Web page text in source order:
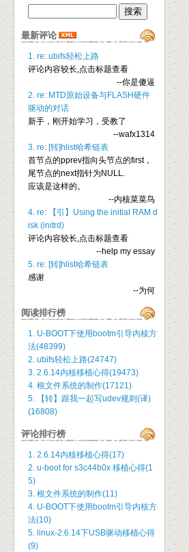
最新评论
1. re: ubifs轻松上路
评论内容较长,点击标题查看
--你是傻逼
2. re: MTD原始设备与FLASH硬件
驱动的对话
新手，刚开始学习，受教了
--wafx1314
3. re: [转]hlist哈希链表
首节点的pprev指向头节点的first，
尾节点的next指针为NULL.
应该是这样的。
--内核菜菜鸟
4. re: 【引】Using the initial RAM d
isk (initrd)
评论内容较长,点击标题查看
--help my essay
5. re: [转]hlist哈希链表
感谢
--为何
阅读排行榜
1. U-BOOT下使用bootm引导内核方
法(48399)
2. ubifs轻松上路(24747)
3. 2.6.14内核移植心得(19473)
4. 根文件系统的制作(17121)
5. 【转】跟我一起写udev规则(译)
(16808)
评论排行榜
1. 2.6.14内核移植心得(17)
2. u-boot for s3c44b0x 移植心得(1
5)
3. 根文件系统的制作(11)
4. U-BOOT下使用bootm引导内核方
法(10)
5. linux-2.6.14下USB驱动移植心得
(9)